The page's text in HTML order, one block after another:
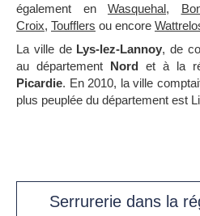
également en Wasquehal,
Croix, Toufflers ou encore
La ville de Lys-lez-Lannoy, de
au département Nord et à la
Picardie. En 2010, la ville
plus peuplée du département est
Serrurerie dans la